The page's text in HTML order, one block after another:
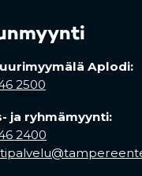
Aplodi:
2500
ja ryhmämyynti:
2400